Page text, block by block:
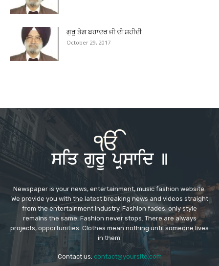
ਗੁਰੂ ਤੇਗ ਬਹਾਦਰ ਜੀ ਦੀ ਸ਼ਹੀਦੀ
October 29, 2017
Newspaper is your news, entertainment, music fashion website.
We provide you with the latest breaking news and videos straight
from the entertainment industry. Fashion fades, only style
remains the same. Fashion never stops. There are always
projects, opportunities. Clothes mean nothing until someone lives
in them.
Contact us: contact@yoursite.com